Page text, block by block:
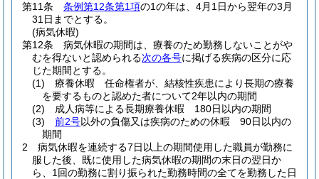
第11条
条例第12条第1項の1の年は、4月1日から翌年の3月
31日までとする。
(病気休暇)
第12条
病気休暇の期間は、療養のため勤務しないことがや
むを得ないと認められる次の各号に掲げる疾病の区分に応
じた期間とする。
(1)
療養休暇 任命権者が、結核性疾患により長期の療養
を要するものと認めた者について2年以内の期間
(2)
成人病等による長期療養休暇 180日以内の期間
(3)
前2号以外の負傷又は疾病のための休暇 90日以内の
期間
2
病気休暇を連続する7日以上の期間使用した職員が勤務に
服した後、既に使用した病気休暇の期間の末日の翌日か
ら、1回の勤務に割り振られた勤務時間の全てを勤務した日